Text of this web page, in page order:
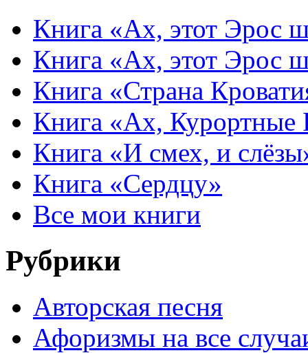
Книга «Ах, этот Эрос
Книга «Ах, этот Эрос
Книга «Страна
Книга «Ах,
Книга «И смех, и
Книга «Сердцу»
Все мои книги
Рубрики
Авторская песня
Афоризмы на все